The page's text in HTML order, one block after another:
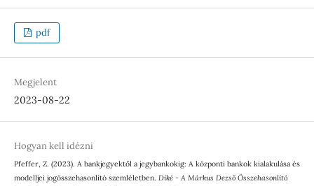
pdf
Megjelent
2023-08-22
Hogyan kell idézni
Pfeffer, Z. (2023). A bankjegyektől a jegybankokig: A központi bankok kialakulása és
modelljei jogösszehasonlító szemléletben. Díké - A Márkus Dezső Összehasonlító